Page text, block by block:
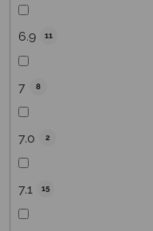
6.9 11
7 8
7.0 2
7.1 15